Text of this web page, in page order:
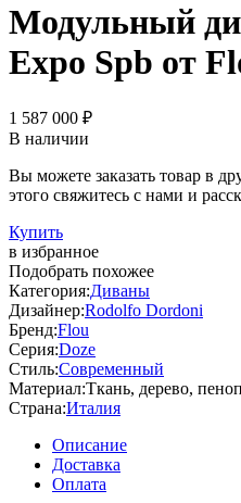
Модульный
Expo Spb от
1 587 000 ₽
В наличии
Вы можете заказать товар в
этого свяжитесь с нами и
Купить
в избранное
Подобрать похожее
Категория:Диваны
Дизайнер:Rodolfo Dordoni
Бренд:Flou
Серия:Doze
Стиль:Современный
Материал:Ткань, дерево,
Страна:Италия
Описание
Доставка
Оплата